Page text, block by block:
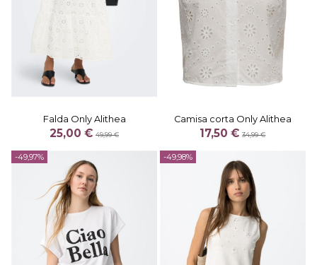
Falda Only Alithea
25,00 €49,99 €
Camisa corta Only Alithea
17,50 €34,99 €
-49,97% -49,98%